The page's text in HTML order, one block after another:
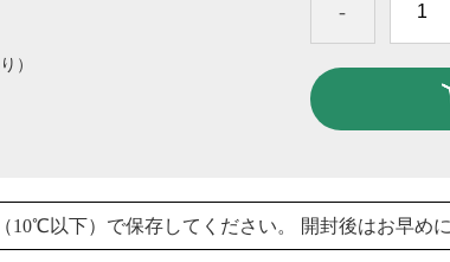
）
-
10℃以下）で保存してください。 開封後はお早め